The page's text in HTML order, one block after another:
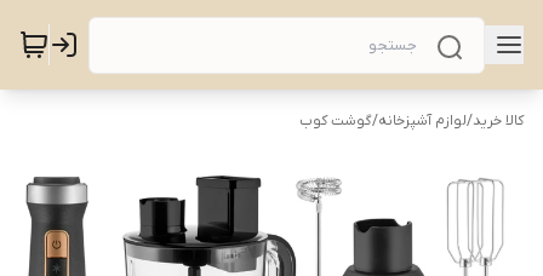
کالا خرید/لوازم آشپزخانه/گوشت کوب